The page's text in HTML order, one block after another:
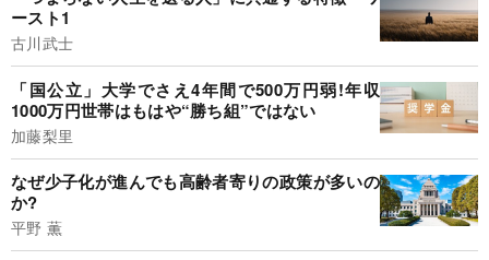
ースト1
古川武士
「国公立」大学でさえ4年間で500万円弱!年収
1000万円世帯はもはや“勝ち組”ではない
加藤梨里
なぜ少子化が進んでも高齢者寄りの政策が多いの
か?
平野 薫